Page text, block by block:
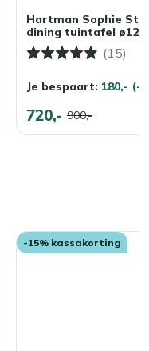
Hartman Sophie
dining tuintafel
(15)
Je bespaart: 180,- (-
720,- 900,-
-15% kassakorting